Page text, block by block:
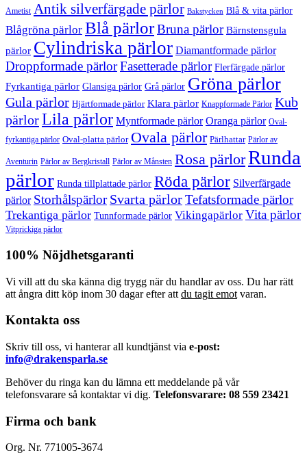
Ametist Antik silverfärgade pärlor Bakstycken Blå & vita pärlor
Blågröna pärlor Blå pärlorBruna pärlor Bärnstensgula
pärlor Cylindriska pärlor Diamantformade pärlor
Droppformade pärlorFasetterade pärlor Flerfärgade pärlor
Fyrkantiga pärlor Glansiga pärlor Grå pärlor Gröna pärlor
Gula pärlor Hjärtformade pärlor Klara pärlor Knappformade Pärlor Kub
pärlorLila pärlor Myntformade pärlor Oranga pärlor Oval-
fyrkantiga pärlor Oval-platta pärlor Ovala pärlor Pärlhattar Pärlor av
Aventurin Pärlor av Bergkristall Pärlor av Månsten Rosa pärlorRunda
pärlor Runda tillplattade pärlor Röda pärlor Silverfärgade
pärlor Storhålspärlor Svarta pärlorTefatsformade pärlor
Trekantiga pärlor Tunnformade pärlor Vikingapärlor Vita pärlor
Vitprickiga pärlor
100% Nöjdhetsgaranti
Vi vill att du ska känna dig trygg när du handlar av oss. Du har rätt
att ångra ditt köp inom 30 dagar efter att du tagit emot varan.
Kontakta oss
Skriv till oss, vi hanterar all kundtjänst via e-post:
info@drakensparla.se
Behöver du ringa kan du lämna ett meddelande på vår
telefonsvarare så kontaktar vi dig. Telefonsvarare: 08 559 23421
Firma och bank
Org. Nr. 771005-3674